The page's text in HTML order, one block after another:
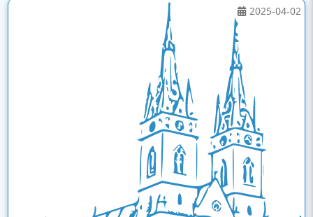
2025-04-02